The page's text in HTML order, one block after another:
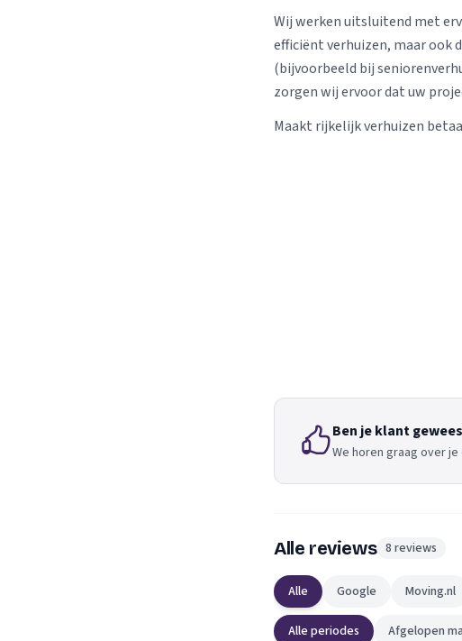
Wij werken uitsluitend met
efficiënt verhuizen, maar ook
(bijvoorbeeld bij
zorgen wij ervoor dat uw
Maakt rijkelijk verhuizen
Ben je klant
We horen graag over je
Alle reviews 8 reviews
Alle Google Moving.nl
Alle periodes Afgelopen